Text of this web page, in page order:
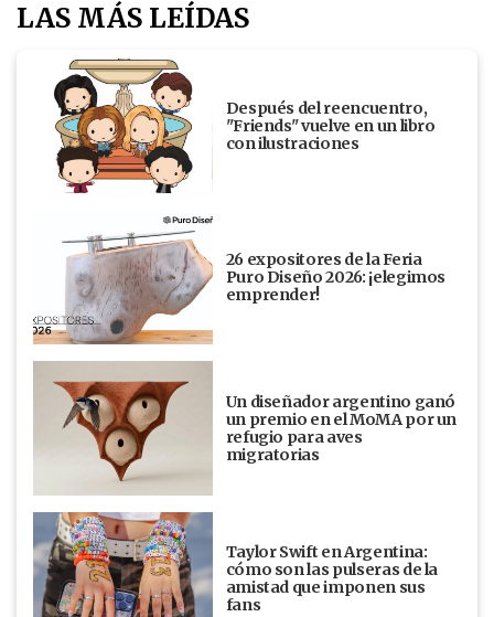
LAS MÁS LEÍDAS
Después del reencuentro,
"Friends" vuelve en un libro
con ilustraciones
26 expositores de la Feria
Puro Diseño 2026: ¡elegimos
emprender!
Un diseñador argentino ganó
un premio en el MoMA por un
refugio para aves
migratorias
Taylor Swift en Argentina:
cómo son las pulseras de la
amistad que imponen sus
fans